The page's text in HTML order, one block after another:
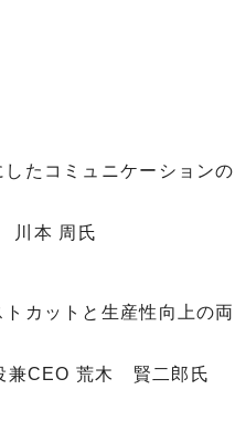
したコミュニケーション
本 周氏
カットと生産性向上の両
兼CEO 荒木 賢二郎氏